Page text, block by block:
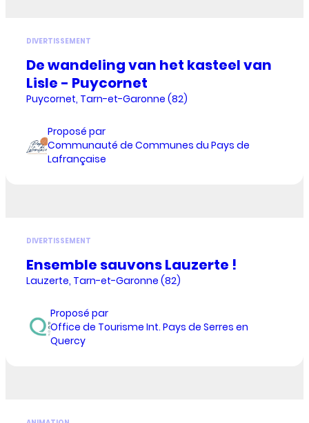
DIVERTISSEMENT
De wandeling van het kasteel van
Lisle - Puycornet
Puycornet, Tarn-et-Garonne (82)
Proposé par
Communauté de Communes du Pays de
Lafrançaise
DIVERTISSEMENT
Ensemble sauvons Lauzerte !
Lauzerte, Tarn-et-Garonne (82)
Proposé par
Office de Tourisme Int. Pays de Serres en
Quercy